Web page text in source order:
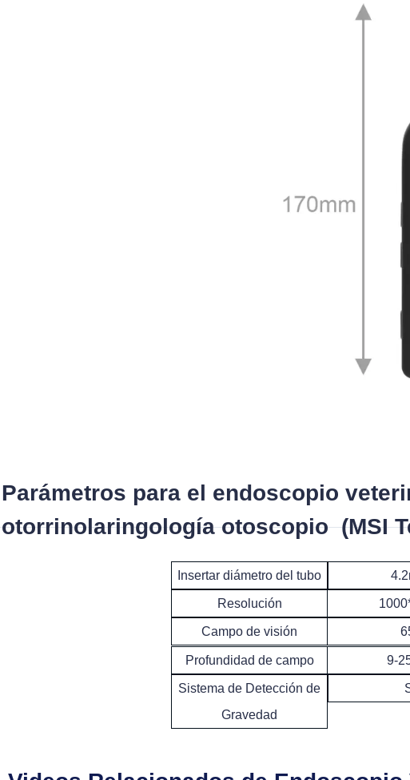
Insertar diámetro del tubo
Sistema de Detección de
Gravedad
Resolución
Campo de visión
Profundidad de campo 9-
Parámetros para el endoscopio
otorrinolaringología otoscopio (MSI